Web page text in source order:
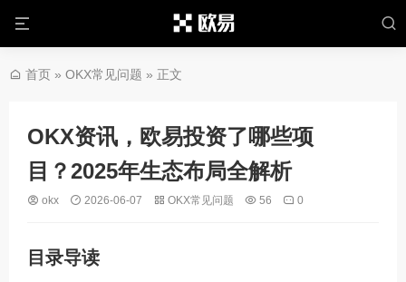
首页 » OKX常见问题 » 正文
OKX资讯，欧易投资了哪些项
目？2025年生态布局全解析
okx 2026-06-07 OKX常见问题 56 0
目录导读